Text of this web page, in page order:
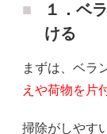
１．ベ
ける
まずは、ベラ
えや荷物を片
掃除がしやす